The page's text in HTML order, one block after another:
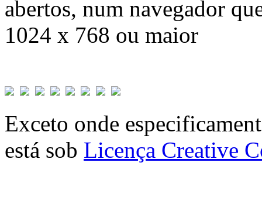
abertos, num navegador
1024 x 768 ou maior
Exceto onde
está sob Licença Creative